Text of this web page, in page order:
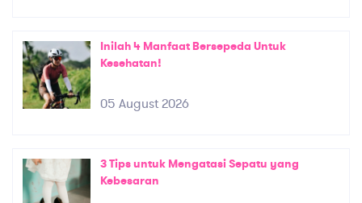
Inilah 4 Manfaat Bersepeda Untuk
Kesehatan!
05 August 2026
3 Tips untuk Mengatasi Sepatu yang
Kebesaran